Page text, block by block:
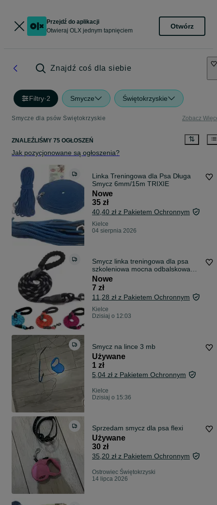
Przejdź do aplikacji
Otwieraj OLX jednym tapnięciem
Otwórz
Znajdź coś dla siebie
Filtry·2 Smycze Świętokrzyskie
Smycze dla psów Świętokrzyskie Zobacz
ZNALEŹLIŚMY 75 OGŁOSZEŃ
Jak pozycjonowane są ogłoszenia?
Linka Treningowa dla Psa Długa
Smycz 6mm/15m TRIXIE
Nowe
35 zł
40,40 zł z Pakietem Ochronnym
Kielce
04 sierpnia 2026
Smycz linka treningowa dla psa
szkoleniowa mocna odbalskowa
1,7 m gruba czarna
Nowe
7 zł
11,28 zł z Pakietem Ochronnym
Kielce
Dzisiaj o 12:03
Smycz na lince 3 mb
Używane
1 zł
5,04 zł z Pakietem Ochronnym
Kielce
Dzisiaj o 15:36
Sprzedam smycz dla psa flexi
Używane
30 zł
35,20 zł z Pakietem Ochronnym
Ostrowiec Świętokrzyski
14 lipca 2026